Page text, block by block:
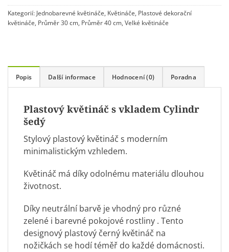
Kategorií: Jednobarevné květináče, Květináče, Plastové dekorační
květináče, Průměr 30 cm, Průměr 40 cm, Velké květináče
Popis Další informace Hodnocení (0) Poradna
Plastový květináč s vkladem Cylindr
šedý
Stylový plastový květináč s moderním
minimalistickým vzhledem.
Květináč má díky odolnému materiálu dlouhou
životnost.
Díky neutrální barvě je vhodný pro různé
zelené i barevné pokojové rostliny . Tento
designový plastový černý květináč na
nožičkách se hodí téměř do každé domácnosti.